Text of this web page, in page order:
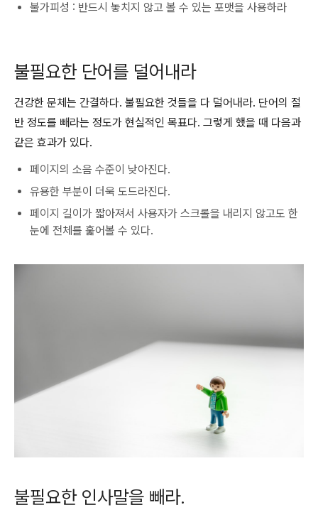
불가피성 : 반드시 놓치지 않고 볼 수 있는 포맷을 사용하라
불필요한 단어를 덜어내라
건강한 문체는 간결하다. 불필요한 것들을 다 덜어내라. 단어의 절
반 정도를 빼라는 정도가 현실적인 목표다. 그렇게 했을 때 다음과
같은 효과가 있다.
페이지의 소음 수준이 낮아진다.
유용한 부분이 더욱 도드라진다.
페이지 길이가 짧아져서 사용자가 스크롤을 내리지 않고도 한
눈에 전체를 훑어볼 수 있다.
불필요한 인사말을 빼라.